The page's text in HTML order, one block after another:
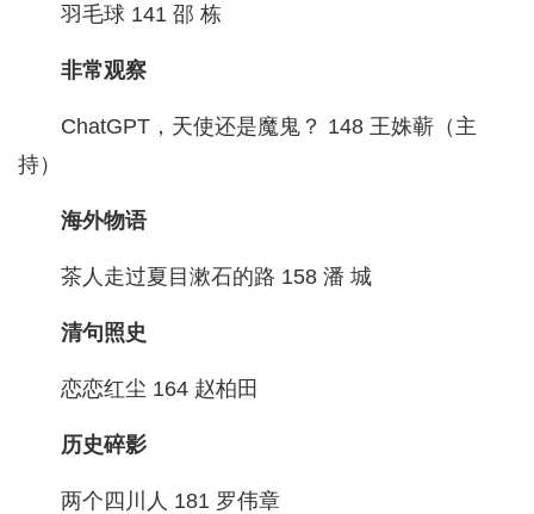
羽毛球 141 邵 栋
非常观察
ChatGPT，天使还是魔鬼？ 148 王姝蕲（主
持）
海外物语
茶人走过夏目漱石的路 158 潘 城
清句照史
恋恋红尘 164 赵柏田
历史碎影
两个四川人 181 罗伟章